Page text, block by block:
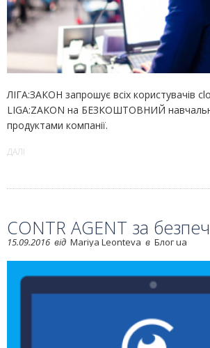
ЛІГА:ЗАКОН запрошує всіх користувачів
LIGA:ZAKON на БЕЗКОШТОВНИЙ
продуктами компанії.
ДАЛІ
CONTR AGENT за
15.09.2016 від Mariya Leonteva в Блог ua